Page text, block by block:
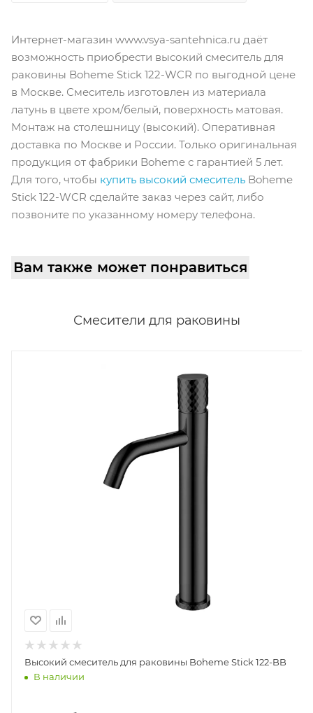
Интернет-магазин www.vsya-santehnica.ru даёт
возможность приобрести высокий смеситель для
раковины Boheme Stick 122-WCR по выгодной цене
в Москве. Смеситель изготовлен из материала
латунь в цвете хром/белый, поверхность матовая.
Монтаж на столешницу (высокий). Оперативная
доставка по Москве и России. Только оригинальная
продукция от фабрики Boheme с гарантией 5 лет.
Для того, чтобы купить высокий смеситель Boheme
Stick 122-WCR сделайте заказ через сайт, либо
позвоните по указанному номеру телефона.
Вам также может понравиться
Смесители для раковины
Высокий смеситель для раковины Boheme Stick 122-BB
В наличии